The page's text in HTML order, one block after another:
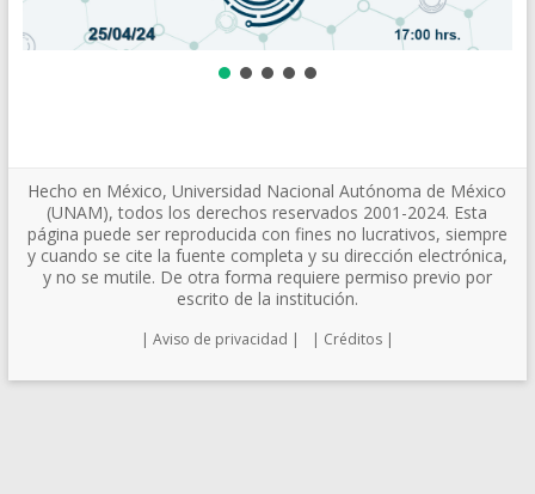
Hecho en México, Universidad Nacional Autónoma de México
(UNAM), todos los derechos reservados 2001-2024. Esta
página puede ser reproducida con fines no lucrativos, siempre
y cuando se cite la fuente completa y su dirección electrónica,
y no se mutile. De otra forma requiere permiso previo por
escrito de la institución.
| Aviso de privacidad | | Créditos |